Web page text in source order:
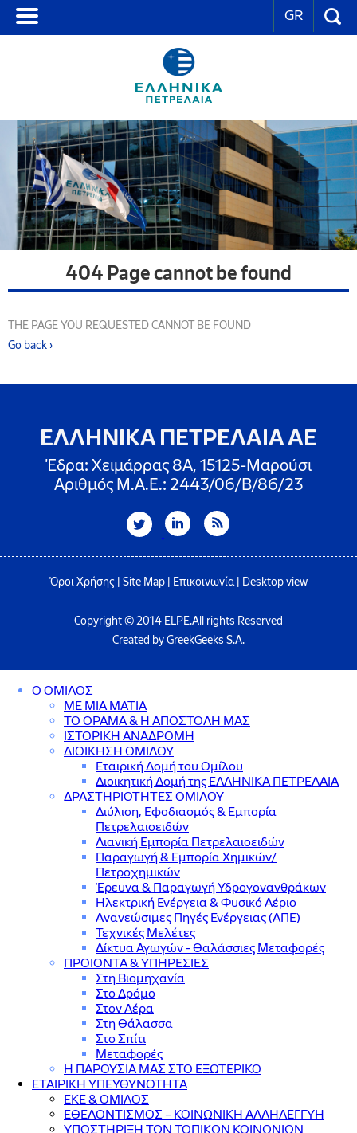
GR
404 Page cannot be found
THE PAGE YOU REQUESTED CANNOT BE FOUND
Go back ›
ΕΛΛΗΝΙΚΑ ΠΕΤΡΕΛΑΙΑ ΑΕ
Έδρα: Χειμάρρας 8A, 15125-Μαρούσι
Αριθμός Μ.Α.Ε.: 2443/06/Β/86/23
Όροι Χρήσης Site Map Επικοινωνία| Desktop view
Copyright © 2014 ELPE.All rights Reserved
Created by GreekGeeks S.A.
Ο ΟΜΙΛΟΣ
ΜΕ ΜΙΑ ΜΑΤΙΑ
ΤΟ ΟΡΑΜΑ & Η ΑΠΟΣΤΟΛΗ ΜΑΣ
ΙΣΤΟΡΙΚΗ ΑΝΑΔΡΟΜΗ
ΔΙΟΙΚΗΣΗ ΟΜΙΛΟΥ
Εταιρική Δομή του Ομίλου
Διοικητική Δομή της ΕΛΛΗΝΙΚΑ ΠΕΤΡΕΛΑΙΑ
ΔΡΑΣΤΗΡΙΟΤΗΤΕΣ ΟΜΙΛΟΥ
Διύλιση, Εφοδιασμός & Εμπορία
Πετρελαιοειδών
Λιανική Εμπορία Πετρελαιοειδών
Παραγωγή & Εμπορία Χημικών/
Πετροχημικών
Έρευνα & Παραγωγή Υδρογονανθράκων
Ηλεκτρική Ενέργεια & Φυσικό Αέριο
Ανανεώσιμες Πηγές Ενέργειας (ΑΠΕ)
Τεχνικές Μελέτες
Δίκτυα Αγωγών - Θαλάσσιες Μεταφορές
ΠΡΟΙΟΝΤΑ & YΠΗΡΕΣΙΕΣ
Στη Βιομηχανία
Στο Δρόμο
Στον Αέρα
Στη Θάλασσα
Στο Σπίτι
Μεταφορές
Η ΠΑΡΟΥΣΙΑ ΜΑΣ ΣΤΟ ΕΞΩΤΕΡΙΚΟ
ΕΤΑΙΡΙΚΗ ΥΠΕΥΘΥΝΟΤΗΤΑ
ΕΚΕ & ΟΜΙΛΟΣ
ΕΘΕΛΟΝΤΙΣΜΟΣ – ΚΟΙΝΩΝΙΚΗ ΑΛΛΗΛΕΓΓΥΗ
ΥΠΟΣΤΗΡΙΞΗ ΤΩΝ ΤΟΠΙΚΩΝ ΚΟΙΝΩΝΙΩΝ